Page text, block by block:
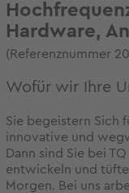
Hardware,
(Referenznummer
Wofür wir Ihre
Sie begeistern Sich
innovative und
Dann sind Sie bei
entwickeln und
Morgen. Bei uns